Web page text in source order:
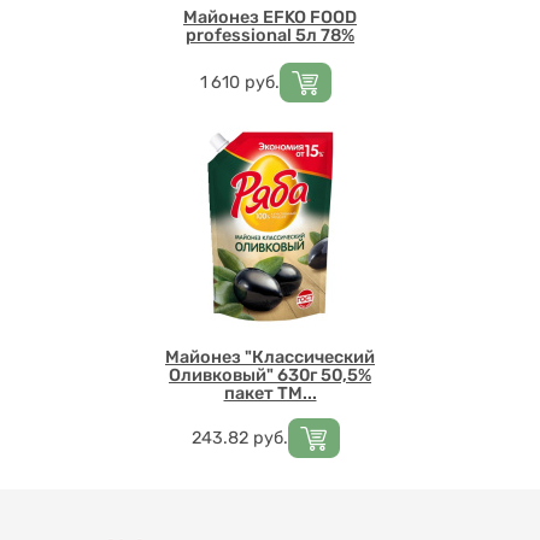
Майонез EFKO FOOD
professional 5л 78%
Цена
1 610 руб.
Майонез "Классический
Оливковый" 630г 50,5%
пакет ТМ...
Цена
243.82 руб.